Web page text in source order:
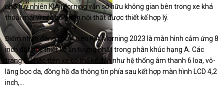
nhỏ tuy nhiên KIA Morning vẫn sở hữu không gian bên trong xe khá
thoải mái vì các bộ phận nội thất được thiết kế hợp lý.
Điểm nhấn đáng chú ý trên KIA Morning 2023 là màn hình cảm ứng 8
inch đặt nổi, thiết kế ấn tượng nhất trong phân khúc hạng A. Các
trang bị khác trên xe có thể kể đến như hệ thống âm thanh 6 loa, vô-
lăng bọc da, đồng hồ đa thông tin phía sau kết hợp màn hình LCD 4,2
inch,...